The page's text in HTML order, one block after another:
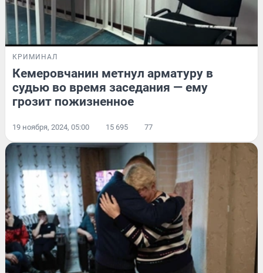
КРИМИНАЛ
Кемеровчанин метнул арматуру в
судью во время заседания — ему
грозит пожизненное
19 ноября, 2024, 05:00 15 695 77